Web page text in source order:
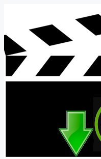
content